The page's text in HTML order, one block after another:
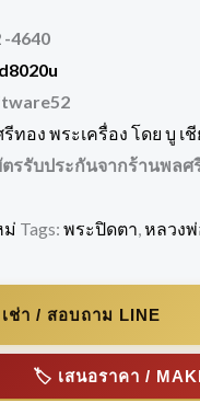
-4640
ทอง พระเครื่อง โดย บู เชี
รรับประกันจากร้านพลศ
ม่ Tags: พระปิดตา,หลวง
เช่า / สอบถาม LINE
🏷️ เสนอราคา /